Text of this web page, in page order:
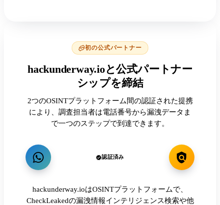
初の公式パートナー
hackunderway.ioと公式パートナー
シップを締結
2つのOSINTプラットフォーム間の認証された提携
により、調査担当者は電話番号から漏洩データま
で一つのステップで到達できます。
認証済み
hackunderway.ioはOSINTプラットフォームで、
CheckLeakedの漏洩情報インテリジェンス検索や他